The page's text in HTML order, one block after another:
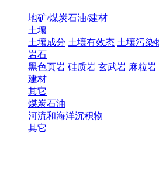
地矿/煤炭石油/建材
土壤
土壤成分 土壤有效态 土壤污染
岩石
黑色页岩 硅质岩 玄武岩 麻粒岩
建材
其它
煤炭石油
河流和海洋沉积物
其它